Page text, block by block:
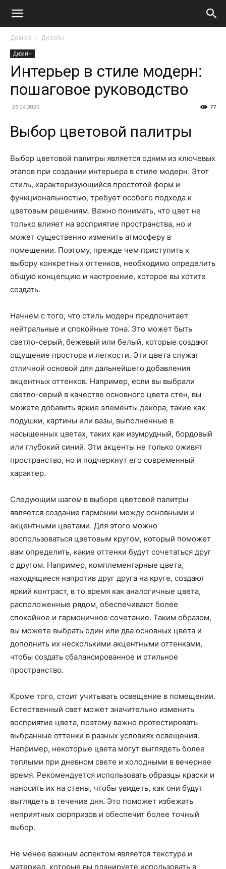
Домой Дизайн
Дизайн
Интерьер в стиле модерн:
пошаговое руководство
25.04.2025 77
Выбор цветовой палитры
Выбор цветовой палитры является одним из ключевых
этапов при создании интерьера в стиле модерн. Этот
стиль, характеризующийся простотой форм и
функциональностью, требует особого подхода к
цветовым решениям. Важно понимать, что цвет не
только влияет на восприятие пространства, но и
может существенно изменить атмосферу в
помещении. Поэтому, прежде чем приступить к
выбору конкретных оттенков, необходимо определить
общую концепцию и настроение, которое вы хотите
создать.
Начнем с того, что стиль модерн предпочитает
нейтральные и спокойные тона. Это может быть
светло-серый, бежевый или белый, которые создают
ощущение простора и легкости. Эти цвета служат
отличной основой для дальнейшего добавления
акцентных оттенков. Например, если вы выбрали
светло-серый в качестве основного цвета стен, вы
можете добавить яркие элементы декора, такие как
подушки, картины или вазы, выполненные в
насыщенных цветах, таких как изумрудный, бордовый
или глубокий синий. Эти акценты не только оживят
пространство, но и подчеркнут его современный
характер.
Следующим шагом в выборе цветовой палитры
является создание гармонии между основными и
акцентными цветами. Для этого можно
воспользоваться цветовым кругом, который поможет
вам определить, какие оттенки будут сочетаться друг
с другом. Например, комплементарные цвета,
находящиеся напротив друг друга на круге, создают
яркий контраст, в то время как аналогичные цвета,
расположенные рядом, обеспечивают более
спокойное и гармоничное сочетание. Таким образом,
вы можете выбрать один или два основных цвета и
дополнить их несколькими акцентными оттенками,
чтобы создать сбалансированное и стильное
пространство.
Кроме того, стоит учитывать освещение в помещении.
Естественный свет может значительно изменить
восприятие цвета, поэтому важно протестировать
выбранные оттенки в разных условиях освещения.
Например, некоторые цвета могут выглядеть более
теплыми при дневном свете и холодными в вечернее
время. Рекомендуется использовать образцы краски и
наносить их на стены, чтобы увидеть, как они будут
выглядеть в течение дня. Это поможет избежать
неприятных сюрпризов и обеспечит более точный
выбор.
Не менее важным аспектом является текстура и
материал, которые вы планируете использовать в